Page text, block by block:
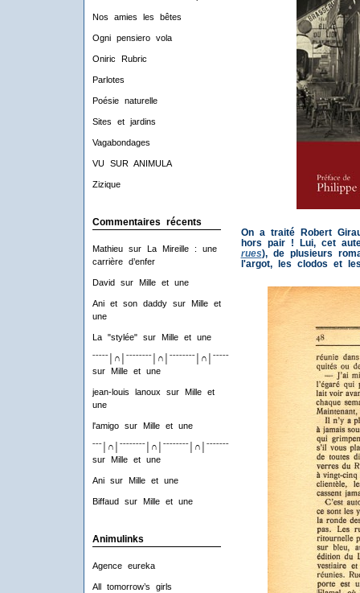
Nos amies les bêtes
Ogni pensiero vola
Oniric Rubric
Parlotes
Poésie naturelle
Sites et jardins
Vagabondages
VU SUR ANIMULA
Zizique
Commentaires récents
Mathieusur
La Mireille : une
carrière d’enfer
David sur Mille et une
Ani et son daddysur
Mille et
une
La "stylée"sur Mille et une
ˉˉˉˉˉ│∩│ˉˉˉˉˉˉˉˉ│∩│ˉˉˉˉˉˉˉˉ│∩│ˉˉˉˉˉˉˉˉ│∩│ˉˉˉˉ
sur
Mille et une
jean-louis lanoux sur
Mille et
une
l'amigosur Mille et une
ˉˉˉ│∩│ˉˉˉˉˉˉˉˉ│∩│ˉˉˉˉˉˉˉˉ│∩│ˉˉˉˉˉˉˉˉ│∩│ˉˉˉ
sur
Mille et une
Anisur Mille et une
Biffaud sur Mille et une
Animulinks
Agence eureka
All tomorrow’s girls
On a traité Robert
hors pair ! Lui, cet
rues), de plusieurs
l'argot, les clodos et